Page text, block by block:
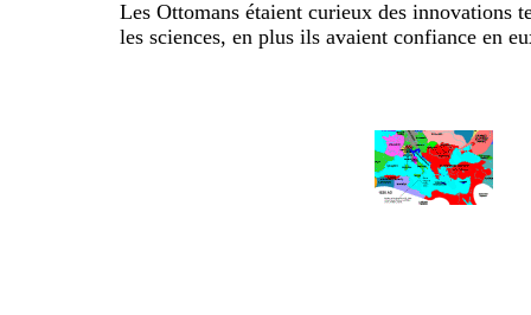
Les Ottomans étaient curieux des innovations
les sciences, en plus ils avaient confiance en